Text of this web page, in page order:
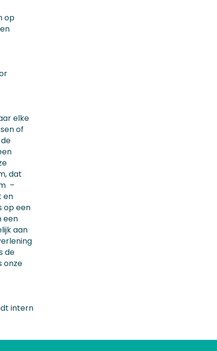
op
elke
of
dat
–
en
op een
een
aan
de
onze
intern